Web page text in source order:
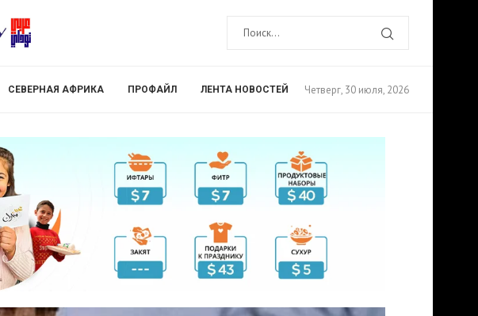
СЕВЕРНАЯ АФРИКА ПРОФАЙЛ ЛЕНТА НОВОСТЕЙ Четверг, 30 июля, 2026